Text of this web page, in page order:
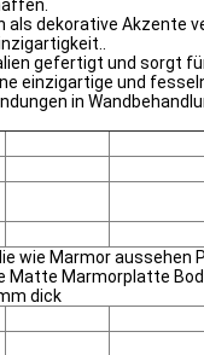
als dekorative
gefertigt und sorgt
einzigartige und
in
wie Marmor aussehen
Matte Marmorplatte
dick